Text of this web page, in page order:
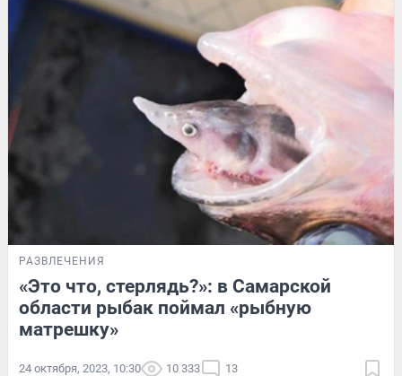
РАЗВЛЕЧЕНИЯ
«Это что, стерлядь?»: в Самарской
области рыбак поймал «рыбную
матрешку»
24 октября, 2023, 10:30 10 333 13